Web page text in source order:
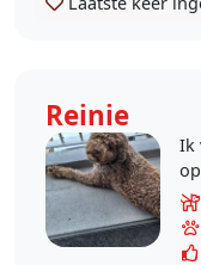
Reinie
Ik